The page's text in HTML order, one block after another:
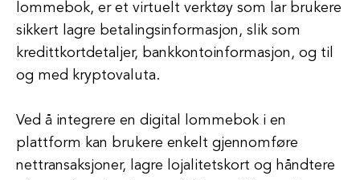
lommebok, er et virtuelt verktøy som lar brukere
sikkert lagre betalingsinformasjon, slik som
kredittkortdetaljer, bankkontoinformasjon, og til
og med kryptovaluta.
Ved å integrere en digital lommebok i en
plattform kan brukere enkelt gjennomføre
nettransaksjoner, lagre lojalitetskort og håndtere